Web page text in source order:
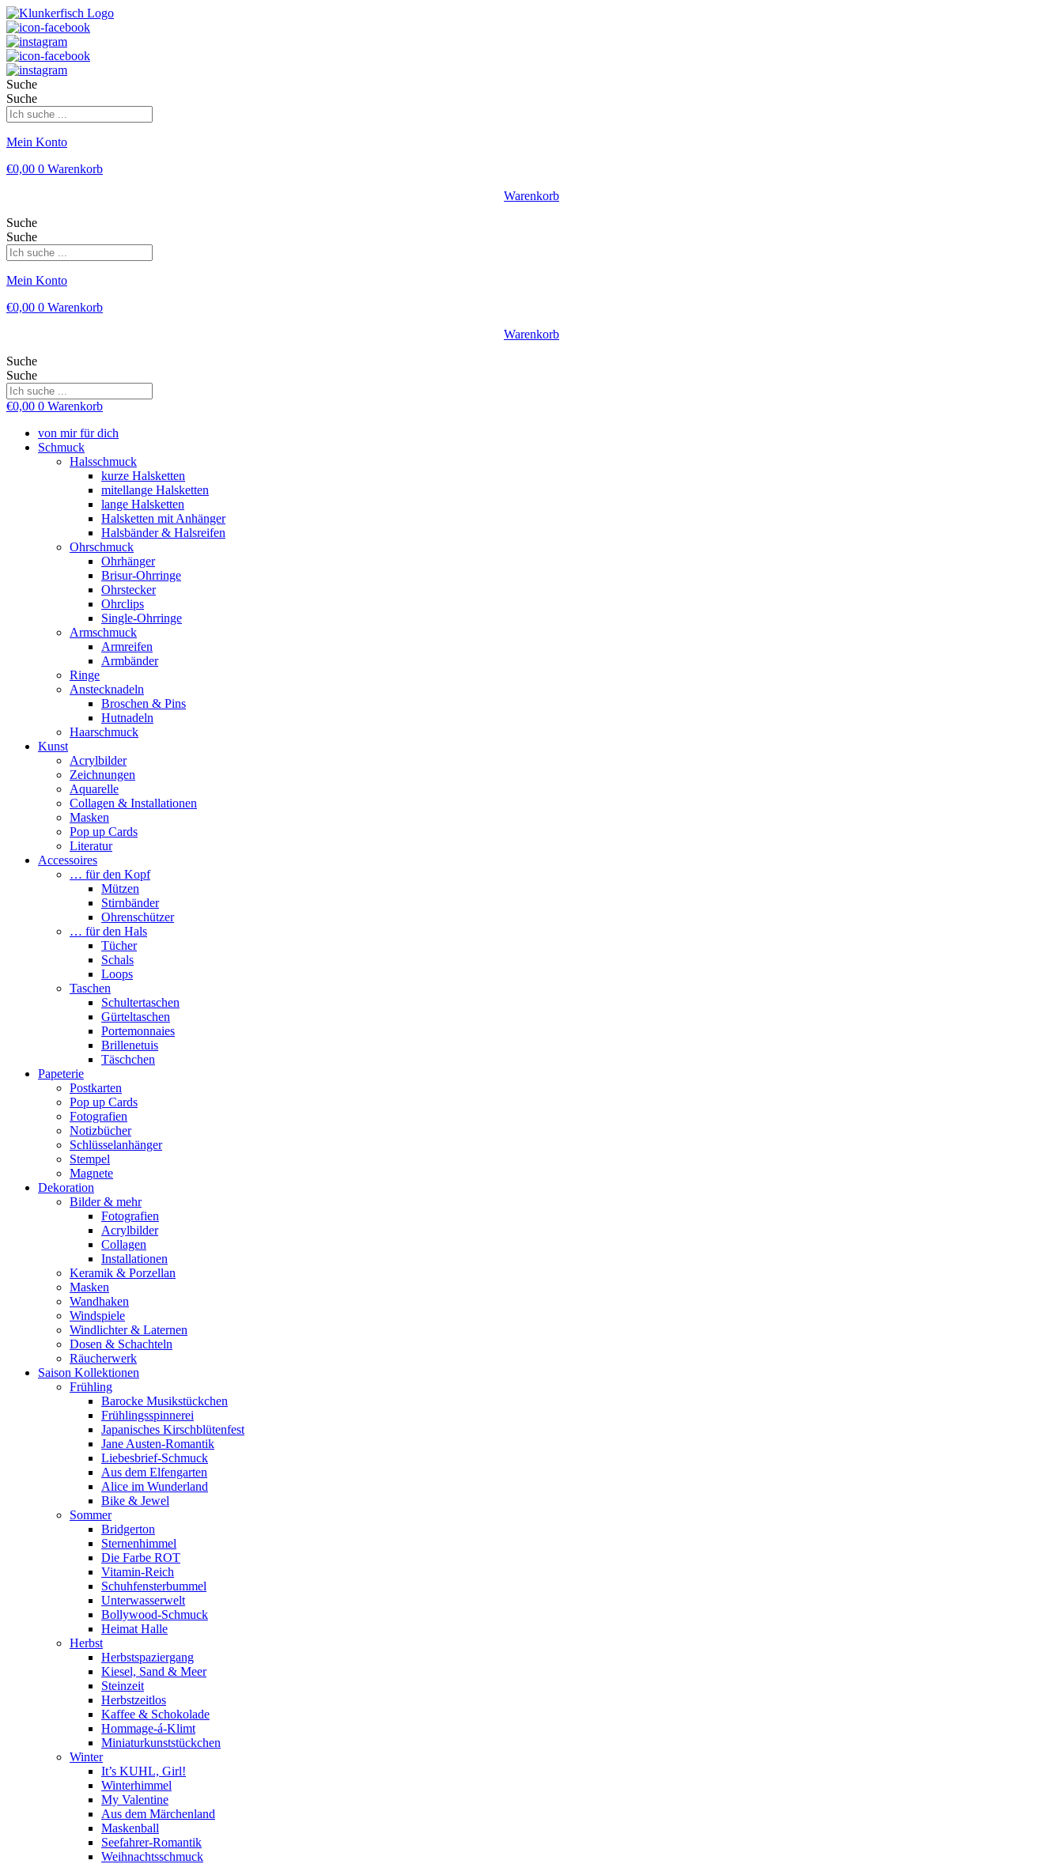
Suche
Suche
Mein Konto
€0,00 0 Warenkorb
Warenkorb
Suche
Suche
Mein Konto
€0,00 0 Warenkorb
Warenkorb
Suche
Suche
€0,00 0 Warenkorb
von mir für dich
Schmuck
Halsschmuck
kurze Halsketten
mitellange Halsketten
lange Halsketten
Halsketten mit Anhänger
Halsbänder & Halsreifen
Ohrschmuck
Ohrhänger
Brisur-Ohrringe
Ohrstecker
Ohrclips
Single-Ohrringe
Armschmuck
Armreifen
Armbänder
Ringe
Anstecknadeln
Broschen & Pins
Hutnadeln
Haarschmuck
Kunst
Acrylbilder
Zeichnungen
Aquarelle
Collagen & Installationen
Masken
Pop up Cards
Literatur
Accessoires
… für den Kopf
Mützen
Stirnbänder
Ohrenschützer
… für den Hals
Tücher
Schals
Loops
Taschen
Schultertaschen
Gürteltaschen
Portemonnaies
Brillenetuis
Täschchen
Papeterie
Postkarten
Pop up Cards
Fotografien
Notizbücher
Schlüsselanhänger
Stempel
Magnete
Dekoration
Bilder & mehr
Fotografien
Acrylbilder
Collagen
Installationen
Keramik & Porzellan
Masken
Wandhaken
Windspiele
Windlichter & Laternen
Dosen & Schachteln
Räucherwerk
Saison Kollektionen
Frühling
Barocke Musikstückchen
Frühlingsspinnerei
Japanisches Kirschblütenfest
Jane Austen-Romantik
Liebesbrief-Schmuck
Aus dem Elfengarten
Alice im Wunderland
Bike & Jewel
Sommer
Bridgerton
Sternenhimmel
Die Farbe ROT
Vitamin-Reich
Schuhfensterbummel
Unterwasserwelt
Bollywood-Schmuck
Heimat Halle
Herbst
Herbstspaziergang
Kiesel, Sand & Meer
Steinzeit
Herbstzeitlos
Kaffee & Schokolade
Hommage-á-Klimt
Miniaturkunststückchen
Winter
It’s KUHL, Girl!
Winterhimmel
My Valentine
Aus dem Märchenland
Maskenball
Seefahrer-Romantik
Weihnachtsschmuck